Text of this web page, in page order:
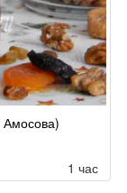
Амосова)
1 час